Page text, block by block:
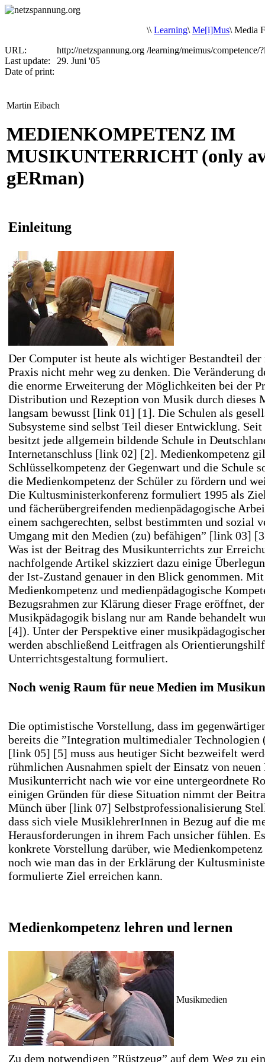
\\ Learning\ Me[i]Mus\ Media
URL:
http://netzspannung.org /learning/meimus/competence/
Last update:
29. Juni '05
Date of print:
Martin Eibach
MEDIENKOMPETENZ IM
MUSIKUNTERRICHT (only
gERman)
Einleitung
Der Computer ist heute als wichtiger Bestandteil
Praxis nicht mehr weg zu denken. Die Veränderung
die enorme Erweiterung der Möglichkeiten bei der
Distribution und Rezeption von Musik durch dieses
langsam bewusst [link 01] [1]. Die Schulen als
Subsysteme sind selbst Teil dieser Entwicklung. Seit
besitzt jede allgemein bildende Schule in
Internetanschluss [link 02] [2]. Medienkompetenz
Schlüsselkompetenz der Gegenwart und die Schule
die Medienkompetenz der Schüler zu fördern und
Die Kultusministerkonferenz formuliert 1995 als
und fächerübergreifenden medienpädagogische
einem sachgerechten, selbst bestimmten und sozial
Umgang mit den Medien (zu) befähigen” [link 03]
Was ist der Beitrag des Musikunterrichts zur
nachfolgende Artikel skizziert dazu einige
der Ist-Zustand genauer in den Blick genommen.
Medienkompetenz und medienpädagogische
Bezugsrahmen zur Klärung dieser Frage eröffnet,
Musikpädagogik bislang nur am Rande behandelt
[4]). Unter der Perspektive einer
werden abschließend Leitfragen als
Unterrichtsgestaltung formuliert.
Noch wenig Raum für neue Medien im
Die optimistische Vorstellung, dass im
bereits die ”Integration multimedialer Technologien
[link 05] [5] muss aus heutiger Sicht bezweifelt
rühmlichen Ausnahmen spielt der Einsatz von
Musikunterricht nach wie vor eine untergeordnete
einigen Gründen für diese Situation nimmt der
Münch über [link 07] Selbstprofessionalisierung
dass sich viele MusiklehrerInnen in Bezug auf die
Herausforderungen in ihrem Fach unsicher fühlen.
konkrete Vorstellung darüber, wie Medienkompetenz
noch wie man das in der Erklärung der
formulierte Ziel erreichen kann.
Medienkompetenz lehren und lernen
Musikmedien
Zu dem notwendigen ”Rüstzeug” auf dem Weg zu